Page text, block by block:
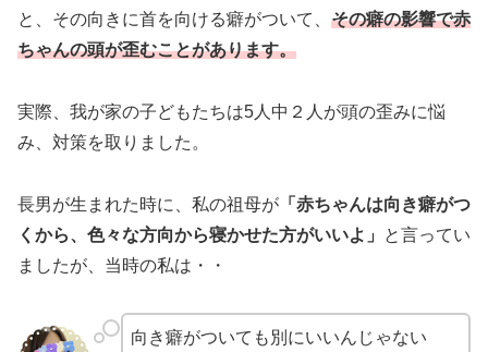
と、その向きに首を向ける癖がついて、 その癖の影響で赤
ちゃんの頭が歪むことがあります。
実際、我が家の子どもたちは5人中２人が頭の歪みに悩
み、対策を取りました。
長男が生まれた時に、私の祖母が 「赤ちゃんは向き癖がつ
くから、色々な方向から寝かせた方がいいよ」
と言ってい
ましたが、当時の私は・・
向き癖がついても別にいいんじゃない